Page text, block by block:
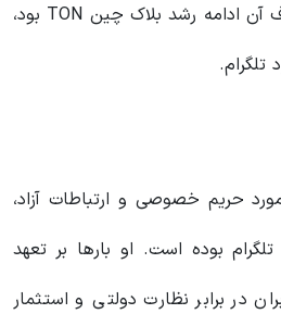
تون کوین می شود که هدف آن ادامه رشد بلاک چین TON بود،
حریم خصوصی و ارتباطات آزاد،
بوده است. او بارها بر تعهد
در برابر نظارت دولتی و استثمار